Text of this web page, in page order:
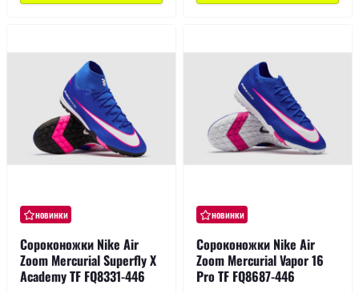
новинки
Сороконожки Nike Air
Zoom Mercurial Superfly X
Academy TF FQ8331-446
новинки
Сороконожки Nike Air
Zoom Mercurial Vapor 16
Pro TF FQ8687-446